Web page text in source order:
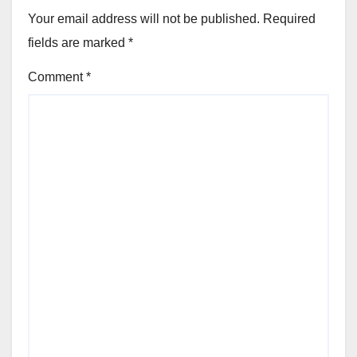
Your email address will not be published. Required
fields are marked *
Comment*